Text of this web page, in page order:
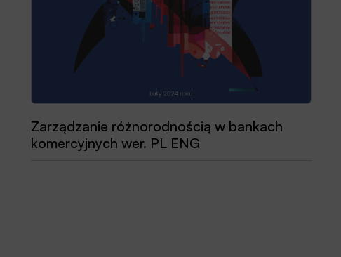
Zarządzanie różnorodnością w bankach
komercyjnych wer. PL ENG